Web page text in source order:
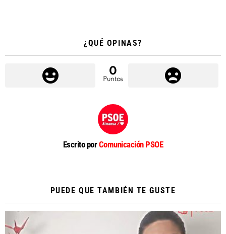
¿QUÉ OPINAS?
0
Puntos
Escrito porComunicación PSOE
PUEDE QUE TAMBIÉN TE GUSTE